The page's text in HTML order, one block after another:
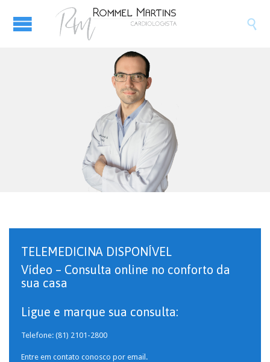

TELEMEDICINA DISPONÍVEL
Vídeo – Consulta online no conforto da
sua casa
Ligue e marque sua consulta:
Telefone: (81) 2101-2800
Entre em contato conosco por email.